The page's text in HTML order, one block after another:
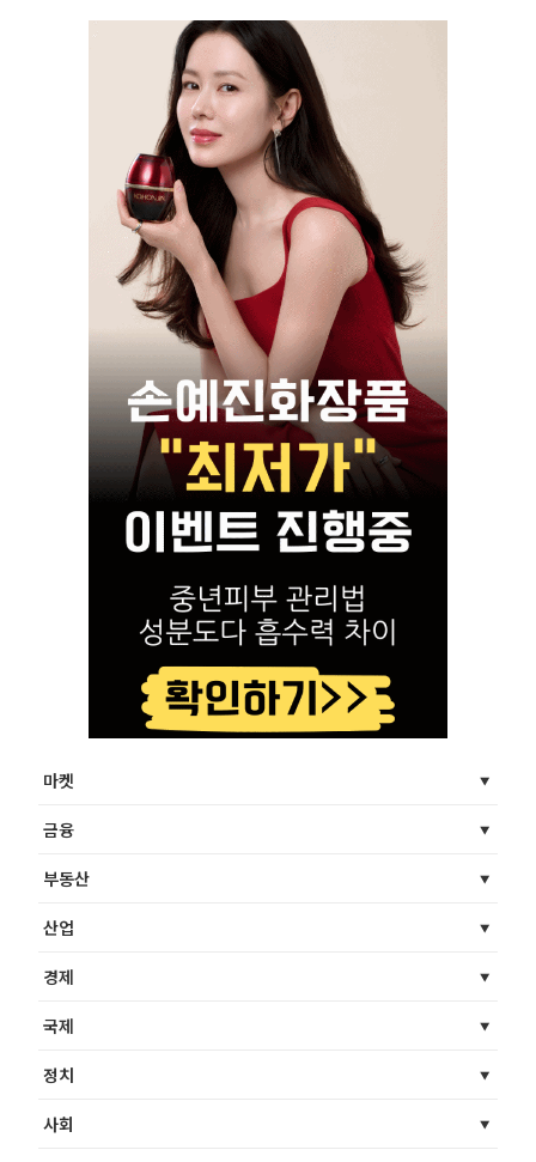
마켓
금융
부동산
산업
경제
국제
정치
사회